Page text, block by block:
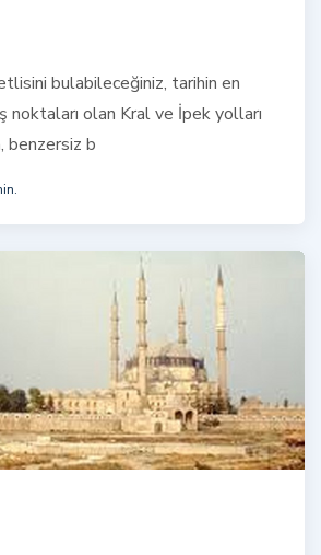
bulabileceğiniz, tarihin en
noktaları olan Kral ve İpek yolları
benzersiz b